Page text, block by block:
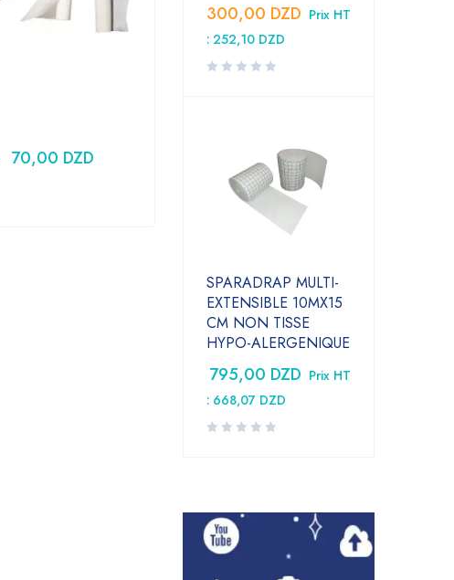
70,00 DZD
Laboratoire , Medical
DZD Prix HT :20,83
300,00 DZD Prix HT
: 252,10 DZD
SPARADRAP MULTI-
EXTENSIBLE 10MX15
CM NON TISSE
HYPO-ALERGENIQUE
795,00 DZD Prix HT
: 668,07 DZD